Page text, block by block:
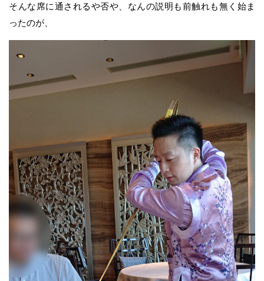
そんな席に通されるや否や、なんの説明も前触れも無く始ま
ったのが、